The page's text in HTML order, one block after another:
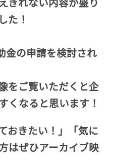
た！
金の申請を検討され
をご覧いただくと企
くなると思います！
おきたい！ 」「気に
はぜひアーカイブ映